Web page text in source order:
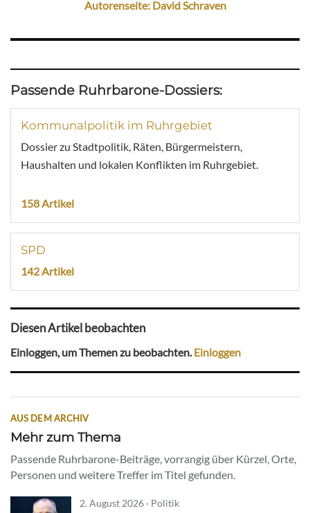
Autorenseite: David Schraven
Passende Ruhrbarone-Dossiers:
Kommunalpolitik im Ruhrgebiet
Dossier zu Stadtpolitik, Räten, Bürgermeistern,
Haushalten und lokalen Konflikten im Ruhrgebiet.
158 Artikel
SPD
142 Artikel
Diesen Artikel beobachten
Einloggen, um Themen zu beobachten.Einloggen
AUS DEM ARCHIV
Mehr zum Thema
Passende Ruhrbarone-Beiträge, vorrangig über Kürzel, Orte,
Personen und weitere Treffer im Titel gefunden.
2. August 2026 · Politik